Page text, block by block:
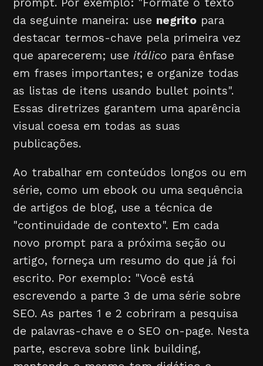
prompt. Por exemplo: "Formate o texto
da seguinte maneira: use negrito para
destacar termos-chave pela primeira vez
que aparecerem; useitálico para ênfase
em frases importantes; e organize todas
as listas de itens usando bullet points".
Essas diretrizes garantem uma aparência
visual coesa em todas as suas
publicações.
Ao trabalhar em conteúdos longos ou em
série, como um ebook ou uma sequência
de artigos de blog, use a técnica de
"continuidade de contexto". Em cada
novo prompt para a próxima seção ou
artigo, forneça um resumo do que já foi
escrito. Por exemplo: "Você está
escrevendo a parte 3 de uma série sobre
SEO. As partes 1 e 2 cobriram a pesquisa
de palavras-chave e o SEO on-page. Nesta
parte, escreva sobre link building,